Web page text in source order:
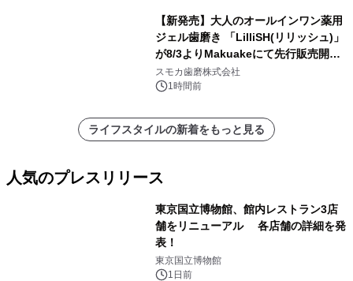
【新発売】大人のオールインワン薬用
ジェル歯磨き 「LilliSH(リリッシュ)」
が8/3よりMakuakeにて先行販売開
始！
スモカ歯磨株式会社
1時間前
ライフスタイルの新着をもっと見る
人気のプレスリリース
東京国立博物館、館内レストラン3店
舗をリニューアル 各店舗の詳細を発
表！
東京国立博物館
1日前